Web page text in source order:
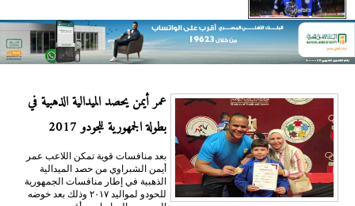
عمر أيمن يحصد الميدالية الذهبية في
بطولة الجمهورية للجودو 2017
بعد منافسات قوية تمكن اللاعب عمر
أيمن الشبراوي من حصد الميدالية
الذهبية في إطار منافسات الجمهورية
للحودو لمواليد ٢٠١٧ وذلك بعد خوضه